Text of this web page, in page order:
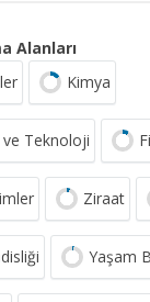
Alanları
Kimya
Teknoloji
Ziraat
Yaşam